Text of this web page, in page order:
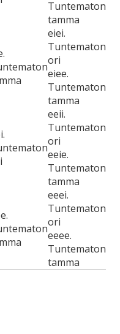
Tuntematon
tamma
eiei.
Tuntematon
ori
eiee.
Tuntematon
tamma
eeii.
Tuntematon
ori
eeie.
Tuntematon
tamma
eeei.
Tuntematon
ori
eeee.
Tuntematon
tamma